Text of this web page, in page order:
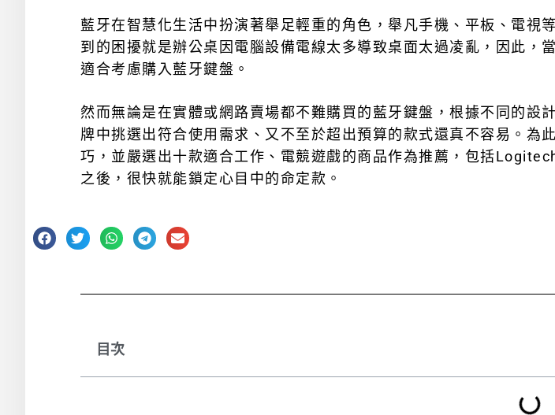
藍牙在智慧化生活中扮演著舉足輕重的角色，舉凡手機、平板、電視
到的困擾就是辦公桌因電腦設備電線太多導致桌面太過凌亂，因此，
適合考慮購入藍牙鍵盤。
然而無論是在實體或網路賣場都不難購買的藍牙鍵盤，根據不同的設
牌中挑選出符合使用需求、又不至於超出預算的款式還真不容易。為
巧，並嚴選出十款適合工作、電競遊戲的商品作為推薦，包括
之後，很快就能鎖定心目中的命定款。
目次